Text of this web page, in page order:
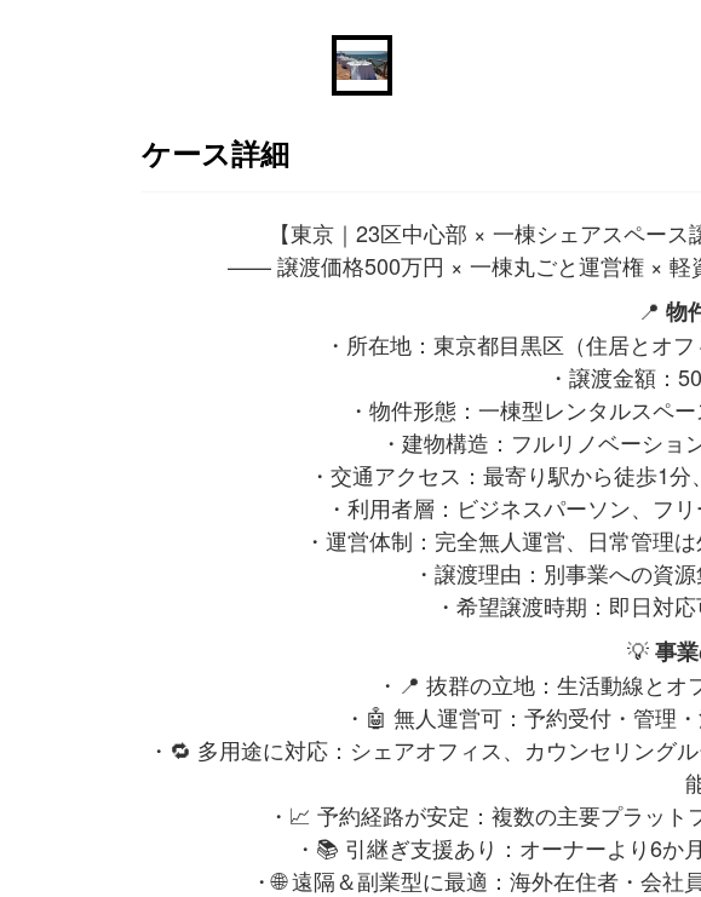
ケース詳細
【東京｜23区中心部 × 一棟シェアスペー
—— 譲渡価格500万円 × 一棟丸ごと運営権 × 軽
📍 物
・所在地：東京都目黒区（住居とオ
・譲渡金額：
・物件形態：一棟型レンタルスペ
・建物構造：フルリノベーシ
・交通アクセス：最寄り駅から徒歩1
・利用者層：ビジネスパーソン、フ
・運営体制：完全無人運営、日常管理
・譲渡理由：別事業への資
・希望譲渡時期：即日対
💡事
・📍 抜群の立地：生活動線と
・🤖 無人運営可：予約受付・管理
・🔁 多用途に対応：シェアオフィス、カウンセリング
・📈 予約経路が安定：複数の主要プラッ
・📚 引継ぎ支援あり：オーナーより6
・🌐 遠隔＆副業型に最適：海外在住者・会